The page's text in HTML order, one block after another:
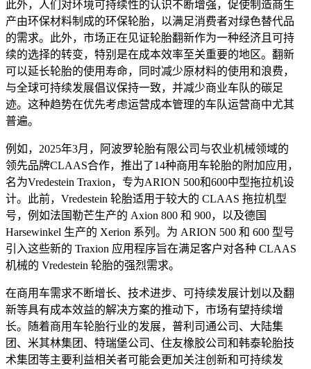
此外，人们对环境可持续性的认识不断增强，促使制造商生
产由环保材料制成的环保轮胎，以满足消费者对绿色替代品
的需求。此外，市场正在见证轮胎翻新作为一种经济且可持
续的选择的转变，特别是在成本效率至关重要的地区。翻新
可以延长轮胎的使用寿命，同时减少原材料的使用和浪费，
与全球可持续发展倡议保持一致，并减少商业车队的碳足
迹。这种趋势在优先考虑运营成本管理的车队运营商中尤其
普遍。
例如，2025年3月，阿波罗轮胎有限公司与农业机械领域的
领先品牌CLAAS合作，推出了14种商用车轮胎的附加应用，
名为Vredestein Traxion，专为ARION 500和600中型拖拉机设
计。此前，Vredestein 轮胎适用于较大的 CLAAS 拖拉机型
号，例如法国勒芒生产的 Axion 800 和 900，以及德国
Harsewinkel 生产的 Xerion 系列。为 ARION 500 和 600 型号
引入这些新的 Traxion 应用程序旨在满足客户对各种 CLAAS
机械的 Vredestein 轮胎的强烈需求。
在商用车需求不断增长、技术进步、可持续发展计划以及翻
新等具有成本效益的解决方案的推动下，市场有望持续增
长。随着商用车轮胎行业的发展，普利司通公司、大陆集
团、米其林集团、特瑞堡公司、住友橡胶公司和韩泰轮胎技
术集团等主要利益相关者可能会更加关注创新和可持续发